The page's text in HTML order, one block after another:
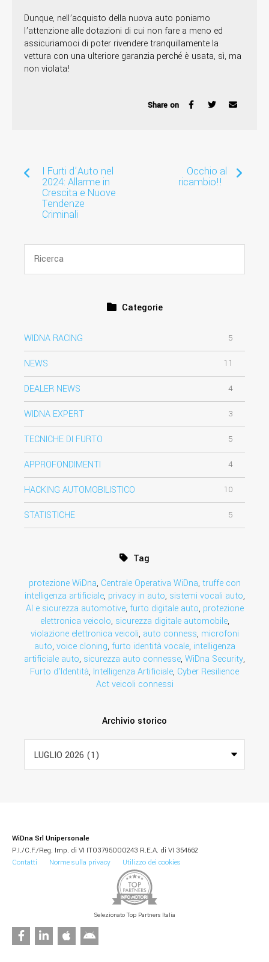
Dunque, nell’acquisto della nuova auto poniamo
l’attenzione alle dotazioni di cui non fare a meno ed
assicuriamoci di poter rivendere tranquillamente la
vettura con una ulteriore garanzia perché è usata, sì, ma
non violata!
Share on
I Furti d’Auto nel
2024: Allarme in
Crescita e Nuove
Tendenze
Criminali
Occhio al
ricambio!!
Categorie
WIDNA RACING 5
NEWS 11
DEALER NEWS 4
WIDNA EXPERT 3
TECNICHE DI FURTO 5
APPROFONDIMENTI 4
HACKING AUTOMOBILISTICO 10
STATISTICHE 5
Tag
protezione WiDna, Centrale Operativa WiDna, truffe con
intelligenza artificiale, privacy in auto, sistemi vocali auto,
AI e sicurezza automotive, furto digitale auto, protezione
elettronica veicolo, sicurezza digitale automobile,
violazione elettronica veicoli, auto conness, microfoni
auto, voice cloning, furto identità vocale, intelligenza
artificiale auto, sicurezza auto connesse, WiDna Security,
Furto d’Identità, Intelligenza Artificiale, Cyber Resilience
Act veicoli connessi
Archivio storico
WiDna Srl Unipersonale
P.I./C.F./Reg. Imp. di VI IT03795000243 R.E.A. di VI 354662
Contatti
Norme sulla privacy Utilizzo dei cookies
Selezionato Top Partners Italia